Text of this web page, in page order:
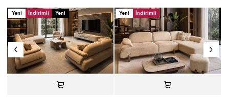
Yeni İndirimli Yeni Yeni İndirimli